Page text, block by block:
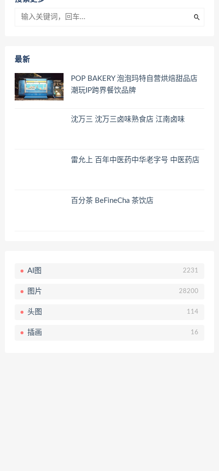
最新
POP BAKERY 泡泡玛特自营烘焙甜品店
潮玩IP跨界餐饮品牌
沈万三 沈万三卤味熟食店 江南卤味
雷允上 百年中医药中华老字号 中医药店
百分茶 BeFineCha 茶饮店
AI图 2231
图片 28200
头图 114
插画 16